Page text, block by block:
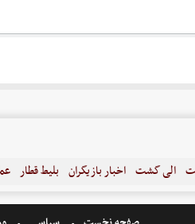
الی گشت اخبار بازیگران بلیط قطار